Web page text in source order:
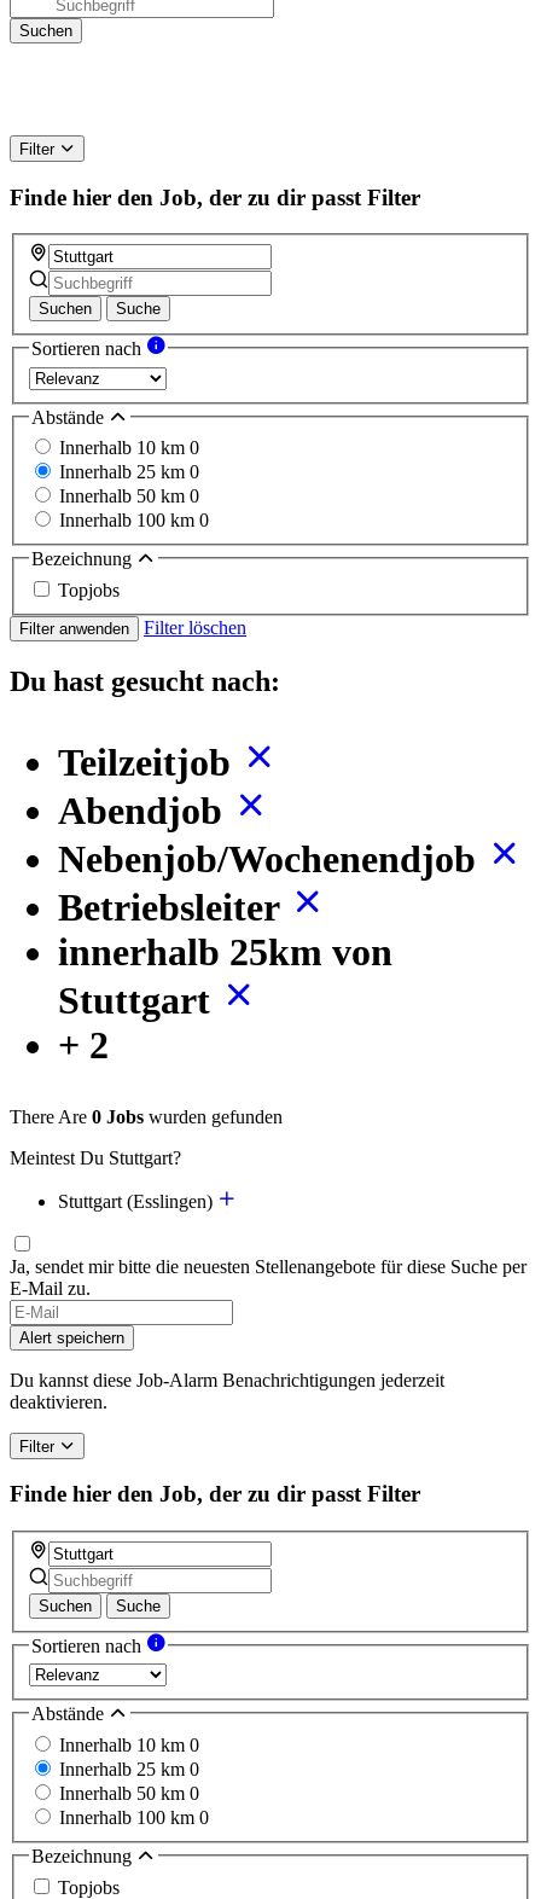
Filter
Finde hier den Job, der zu dir passt Filter
Suchen Suche
Sortieren nach
Abstände
Innerhalb 10 km 0
Innerhalb 25 km 0
Innerhalb 50 km 0
Innerhalb 100 km 0
Bezeichnung
Topjobs
Filter anwenden Filter löschen
Du hast gesucht nach:
Teilzeitjob
Abendjob
Nebenjob/Wochenendjob
Betriebsleiter
innerhalb 25km von
Stuttgart
+ 2
There Are 0 Jobs wurden gefunden
Meintest Du Stuttgart?
Stuttgart (Esslingen)
Ja, sendet mir bitte die neuesten Stellenangebote für diese Suche per
E-Mail zu.
If
you
are
a
human,
this
field
Alert speichern
Du kannst diese Job-Alarm Benachrichtigungen jederzeit
deaktivieren.
Filter
Finde hier den Job, der zu dir passt Filter
Suchen Suche
Sortieren nach
Abstände
Innerhalb 10 km 0
Innerhalb 25 km 0
Innerhalb 50 km 0
Innerhalb 100 km 0
Bezeichnung
Topjobs